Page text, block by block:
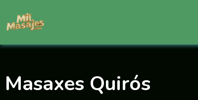
contenido
Masaxes Quirós